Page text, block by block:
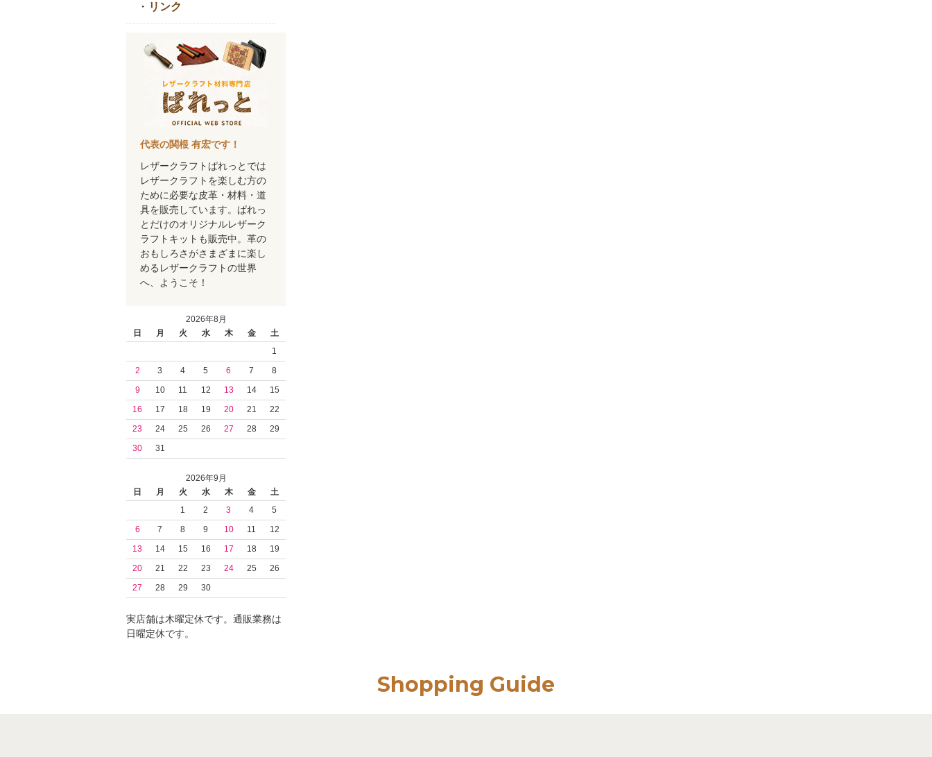
・ リンク
代表の関根 有宏です！
レザークラフトぱれっとでは
レザークラフトを楽しむ方の
ために必要な皮革・材料・道
具を販売しています。ぱれっ
とだけのオリジナルレザーク
ラフトキットも販売中。革の
おもしろさがさまざまに楽し
めるレザークラフトの世界
へ、ようこそ！
2026年8月
日
月 火 水 木 金
土
1
2
3 4 5 6 7
8
9
10 11 12 13 14
15
16
17 18 19 20 21
22
23
24 25 26 27 28
29
30
31
2026年9月
日
月 火 水 木 金
土
1
2 3 4
5
6
7 8 9 10 11
12
13
14 15 16 17 18
19
20
21 22 23 24 25
26
27
28 29 30
実店舗は木曜定休です。通販業務は
日曜定休です。
Shopping Guide